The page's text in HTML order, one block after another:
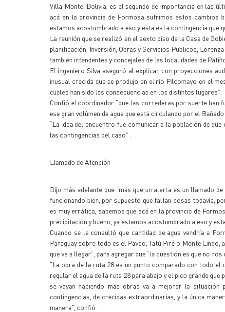
Villa Monte, Bolivia, es el segundo de importancia en las
acá en la provincia de Formosa sufrimos estos cambios
estamos acostumbrado a eso y esta es la contingencia que
La reunión que se realizó en el sexto piso de la Casa de
planificación, Inversión, Obras y Servicios Publicos,
también intendentes y concejales de las localidades de
El ingeniero Silva aseguró al explicar con proyecciones
inusual crecida que se produjo en el río Pilcomayo en el
cuales han sido las consecuencias en los distintos lugares”.
Confió el coordinador “que las correderas por suerte han
ese gran volúmen de agua que está circulando por el
“La idea del encuentro fue comunicar a la población de
las contingencias del caso” .
Llamado de Atención
Dijo más adelante que “más que un alerta es un llamado
funcionando bien, por supuesto que faltan cosas todavía,
es muy errática, sabemos que acá en la provincia de
precipitación y bueno, ya estamos acostumbrado a eso y
Cuando se le consultó que cantidad de agua vendría a
Paraguay sobre todo es el Pavao, Tatú Piré o Monte Lindo,
que va a llegar”, para agregar que “la cuestión es que no
“La obra de la ruta 28 es un punto comparado con todo el
regular el agua de la ruta 28 para abajo y el pico grande
se vayan haciendo más obras va a mejorar la
contingencias, de crecidas extraordinarias, y la única
manera”, confió.